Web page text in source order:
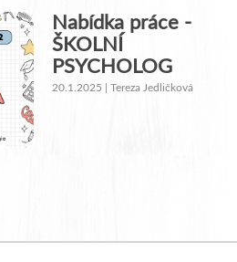
Nabídka práce -
ŠKOLNÍ
PSYCHOLOG
20.1.2025 | Tereza Jedličková